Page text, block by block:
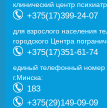
клинический центр
+375(17)399-24-07
для взрослого населения
городского Центра
+375(17)351-61-74
eдиный телефонный номер
г.Минска:
183
+375(29)149-09-09